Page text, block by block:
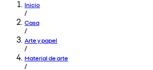
Inicio
/
Casa
/
Arte y papel
/
Material de arte
/